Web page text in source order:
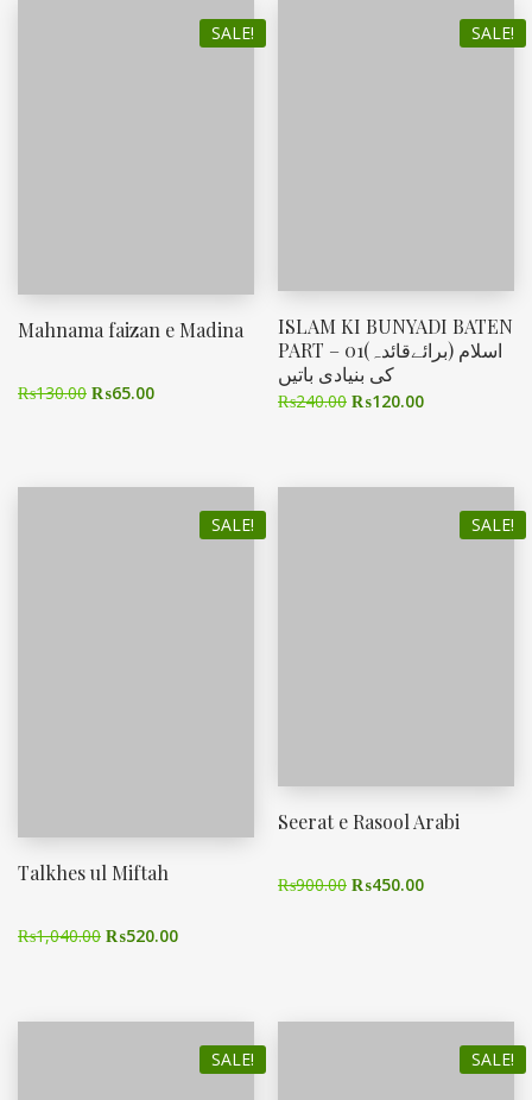
SALE!
Mahnama faizan e Madina
₨130.00 ₨65.00
SALE!
ISLAM KI BUNYADI BATEN
PART – 01(برائےقائدہ) اسلام
کی بنیادی باتیں
₨240.00 ₨120.00
SALE!
Talkhes ul Miftah
₨1,040.00 ₨520.00
SALE!
Seerat e Rasool Arabi
₨900.00 ₨450.00
SALE! SALE!